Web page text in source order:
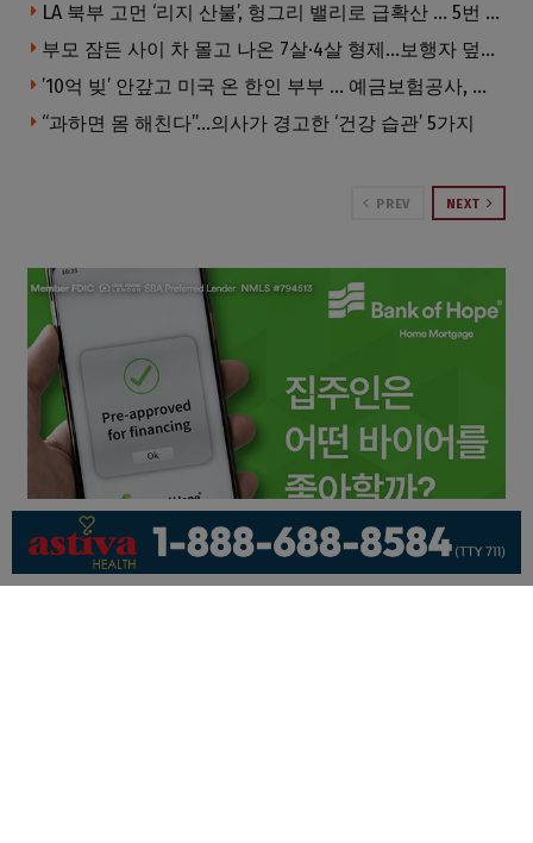
LA 북부 고먼 ‘리지 산불’, 헝그리 밸리로 급확산 … 5번 Fwy 양방향 전면 폐쇄
부모 잠든 사이 차 몰고 나온 7살·4살 형제…보행자 덮쳐 중태
’10억 빚’ 안갚고 미국 온 한인 부부 … 예금보험공사, 미국서 소송
“과하면 몸 해친다”…의사가 경고한 ‘건강 습관’ 5가지
PREV NEXT